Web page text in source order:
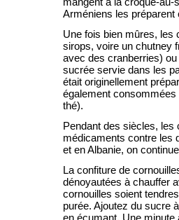
Arméniens les
Une fois bien mûres, les
sirops, voire un chutney
avec des cranberries)
sucrée servie dans les
était originellement
également
thé).
Pendant des siècles, les
médicaments contre les
et en Albanie, on
La confiture de
dénoyautées à chauffer
cornouilles soient
purée. Ajoutez du sucre
en écumant. Une minute